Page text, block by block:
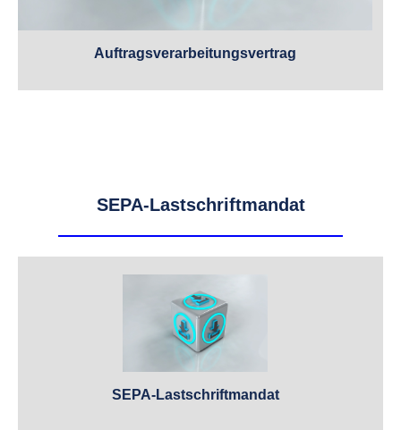
Auftragsverarbeitungsvertrag
SEPA-Lastschriftmandat
SEPA-Lastschriftmandat